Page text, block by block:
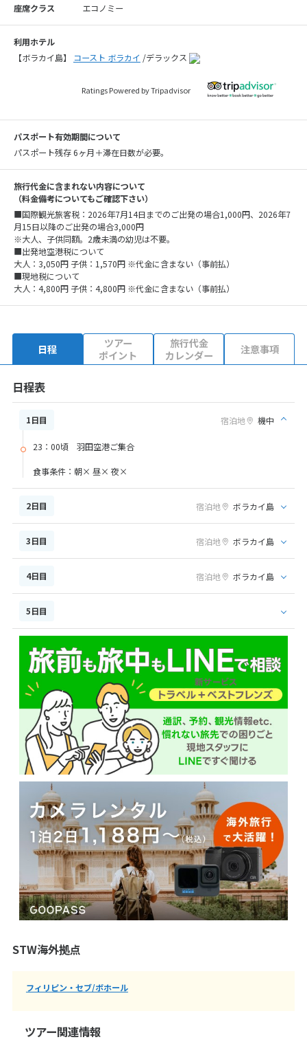
座席クラス エコノミー
利用ホテル
【ボラカイ島】 コースト ボラカイ /デラックス
Ratings Powered by Tripadvisor
パスポート有効期間について
パスポート残存 6ヶ月＋滞在日数が必要。
旅行代金に含まれない内容について
（料金備考についてもご確認下さい）
■国際観光旅客税：2026年7月14日までのご出発の場合1,000円、2026年7
月15日以降のご出発の場合3,000円
※大人、子供同額。2歳未満の幼児は不要。
■出発地空港税について
大人：3,050円 子供：1,570円 ※代金に含まない（事前払）
■現地税について
大人：4,800円 子供：4,800円 ※代金に含まない（事前払）
日程
ツアー
ポイント
旅行代金
カレンダー
注意事項
日程表
1日目 宿泊地 機中
23：00頃 羽田空港ご集合
食事条件：朝× 昼× 夜×
2日目 宿泊地 ボラカイ島
3日目 宿泊地 ボラカイ島
4日目 宿泊地 ボラカイ島
5日目
STW海外拠点
フィリピン・セブ/ボホール
ツアー関連情報